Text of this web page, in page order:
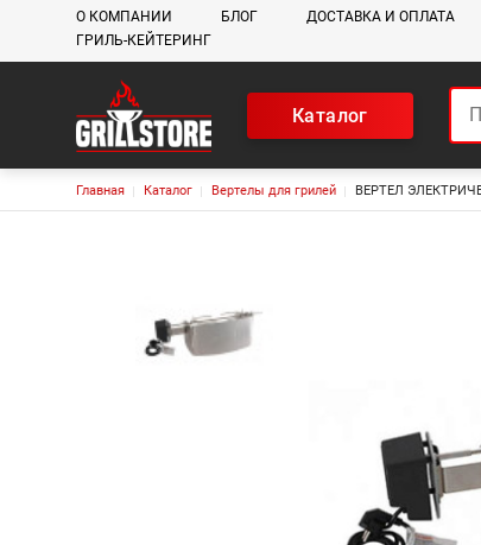
Основная навигация
О КОМПАНИИ БЛОГ ДОСТАВКА И ОПЛАТА
ГРИЛЬ-КЕЙТЕРИНГ
Каталог
Строка навигации
Главная Каталог Вертелы для грилей ВЕРТЕЛ